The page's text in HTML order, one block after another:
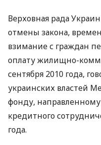
Верховная рада
отмены закона,
взимание с граждан
оплату жилищно-
сентября 2010 года,
украинских властей
фонду,
кредитного
года.